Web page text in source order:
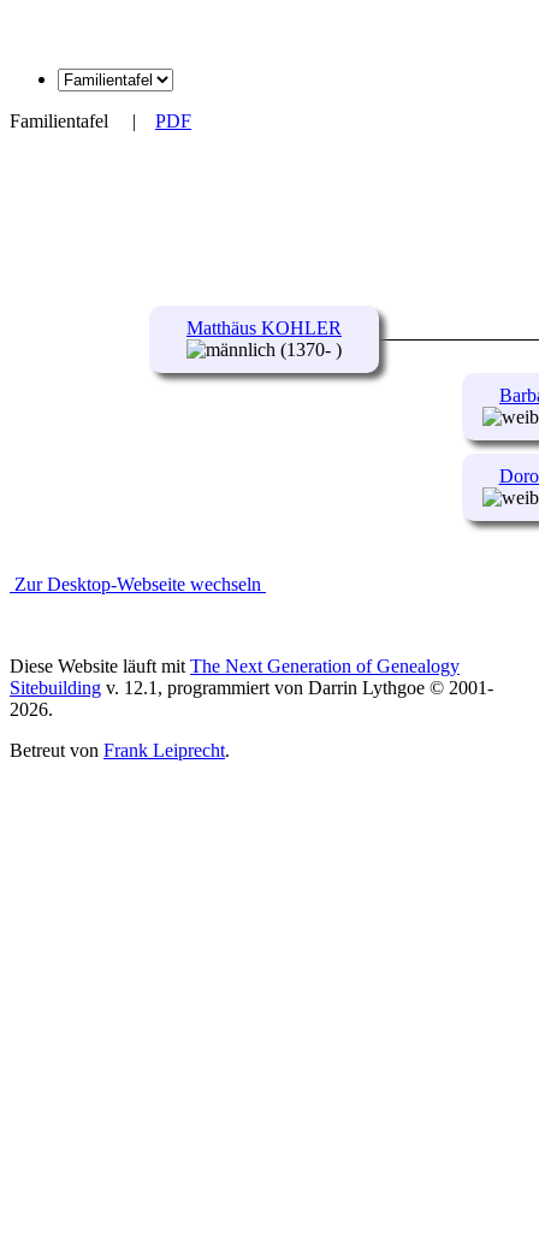
Familientafel | PDF
Matthäus KOHLER
(1370- )
Zur Desktop-Webseite wechseln
Diese Website läuft mit The Next Generation of Genealogy
Sitebuilding v. 12.1, programmiert von Darrin Lythgoe © 2001-
2026.
Betreut von Frank Leiprecht.